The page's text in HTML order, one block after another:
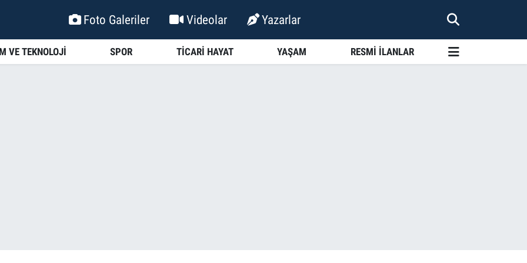
Foto Galeriler Videolar Yazarlar
VE TEKNOLOJİ SPOR TİCARİ HAYAT YAŞAM RESMİ İLANLAR